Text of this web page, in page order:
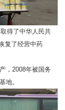
得了中华人民共
复了经营中药
，2008年被国务
地。